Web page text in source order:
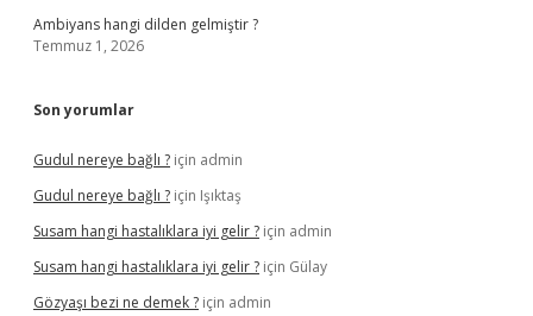
Ambiyans hangi dilden gelmiştir ?
Temmuz 1, 2026
Son yorumlar
Gudul nereye bağlı ? için admin
Gudul nereye bağlı ? için Işıktaş
Susam hangi hastalıklara iyi gelir ? için admin
Susam hangi hastalıklara iyi gelir ? için Gülay
Gözyaşı bezi ne demek ? için admin